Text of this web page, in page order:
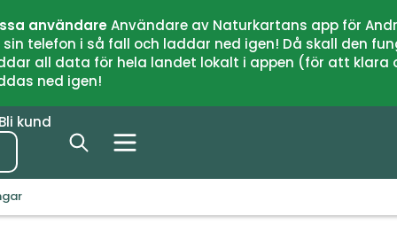
användareAnvändare av Naturkartans app för
telefon i så fall och laddar ned igen! Då skall den
all data för hela landet lokalt i appen (för att
ned igen!
Bli kund